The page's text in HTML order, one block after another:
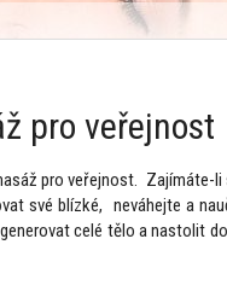
pro veřejnost
pro veřejnost. Zajímáte-li
své blízké, neváhejte a
celé tělo a nastolit